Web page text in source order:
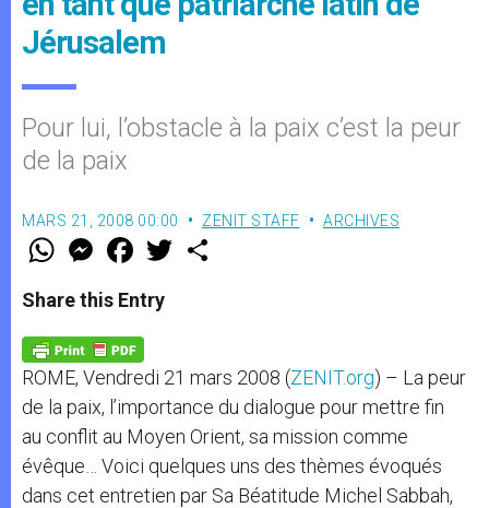
Jérusalem
Pour lui, l’obstacle à la paix c’est la peur
de la paix
MARS 21, 2008 00:00 ZENIT STAFF ARCHIVES
W
t
s
p
p
M
e
s
e
g
e
r
F
a
e
b
o
k
w
Share this Entry
ROME, Vendredi 21 mars 2008 (ZENIT.org) – La peur
de la paix, l’importance du dialogue pour mettre fin
au conflit au Moyen Orient, sa mission comme
évêque… Voici quelques uns des thèmes évoqués
dans cet entretien par Sa Béatitude Michel Sabbah,